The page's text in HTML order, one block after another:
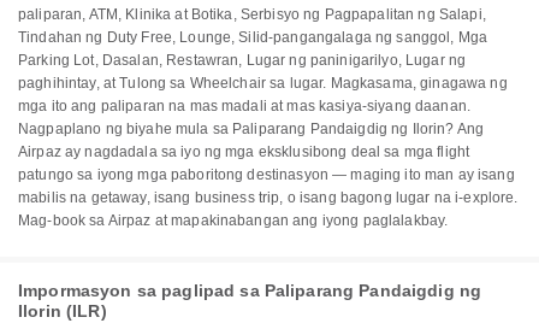
paliparan, ATM, Klinika at Botika, Serbisyo ng Pagpapalitan ng Salapi,
Tindahan ng Duty Free, Lounge, Silid-pangangalaga ng sanggol, Mga
Parking Lot, Dasalan, Restawran, Lugar ng paninigarilyo, Lugar ng
paghihintay, at Tulong sa Wheelchair sa lugar. Magkasama, ginagawa ng
mga ito ang paliparan na mas madali at mas kasiya-siyang daanan.
Nagpaplano ng biyahe mula sa Paliparang Pandaigdig ng Ilorin? Ang
Airpaz ay nagdadala sa iyo ng mga eksklusibong deal sa mga flight
patungo sa iyong mga paboritong destinasyon — maging ito man ay isang
mabilis na getaway, isang business trip, o isang bagong lugar na i-explore.
Mag-book sa Airpaz at mapakinabangan ang iyong paglalakbay.
Impormasyon sa paglipad sa Paliparang Pandaigdig ng
Ilorin (ILR)